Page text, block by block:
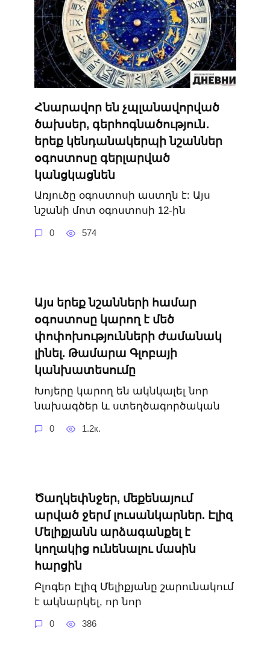
Հնարավոր են չպլանավորված
ծախսեր, գերհոգնածություն․
երեք կենդանակերպի նշաններ
օգոստոսը գերլարված
կանցկացնեն
Առյուծը օգոստոսի աստղն է: Այս
նշանի մոտ օգոստոսի 12-ին
0 574
Այս երեք նշանների համար
օգոստոսը կարող է մեծ
փոփոխությունների ժամանակ
լինել. Թամարա Գլոբայի
կանխատեսումը
Խոյերը կարող են ակնկալել նոր
նախագծեր և ստեղծագործական
0 1.2к.
Ծաղկեփնջեր, մեքենայում
արված ջերմ լուսանկարներ. Էլիզ
Մելիքյանն արձագանքել է
կողակից ունենալու մասին
հարցին
Բլոգեր Էլիզ Մելիքյանը շարունակում
է ակնարկել, որ նոր
0 386